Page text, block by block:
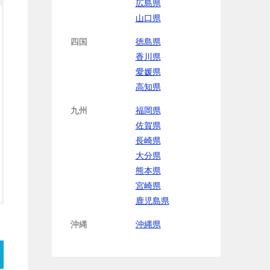
広島県
山口県
四国
徳島県
香川県
愛媛県
高知県
九州
福岡県
佐賀県
長崎県
大分県
熊本県
宮崎県
鹿児島県
沖縄 沖縄県